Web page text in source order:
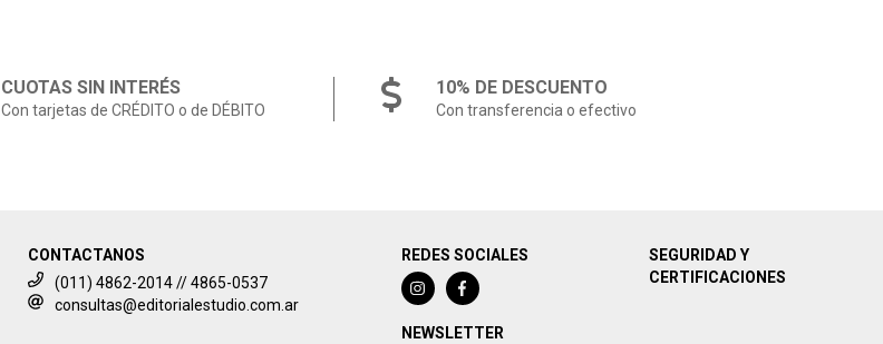
CUOTAS SIN INTERÉS
Con tarjetas de CRÉDITO o de DÉBITO
10% DE DESCUENTO
Con transferencia o efectivo
CONTACTANOS
(011) 4862-2014 // 4865-0537
consultas@editorialestudio.com.ar
REDES SOCIALES
NEWSLETTER
SEGURIDAD Y
CERTIFICACIONES